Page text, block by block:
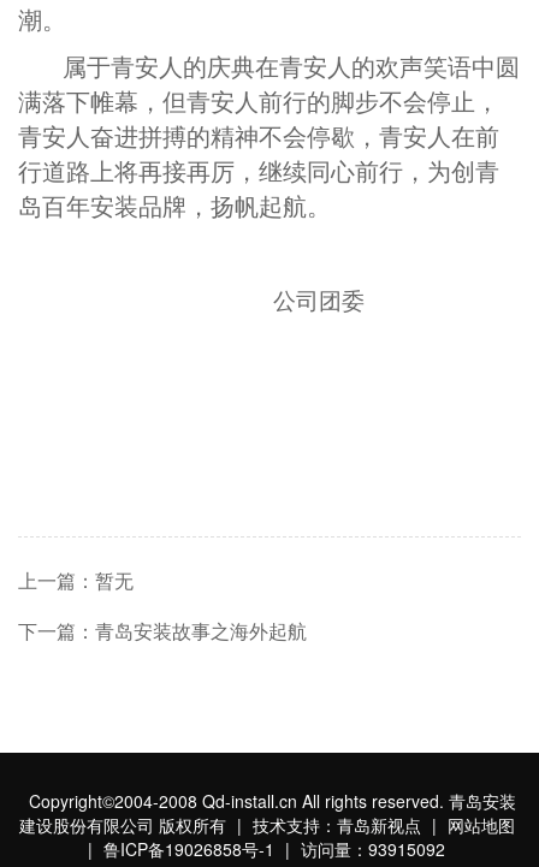
潮。
属于青安人的庆典在青安人的欢声笑语中圆
满落下帷幕，但青安人前行的脚步不会停止，
青安人奋进拼搏的精神不会停歇，青安人在前
行道路上将再接再厉，继续同心前行，为创青
岛百年安装品牌，扬帆起航。
公司团委
上一篇：暂无
下一篇：青岛安装故事之海外起航
Copyright©2004-2008 Qd-install.cn All rights reserved. 青岛安装
建设股份有限公司 版权所有 | 技术支持：青岛新视点 | 网站地图
| 鲁ICP备19026858号-1 | 访问量：93915092